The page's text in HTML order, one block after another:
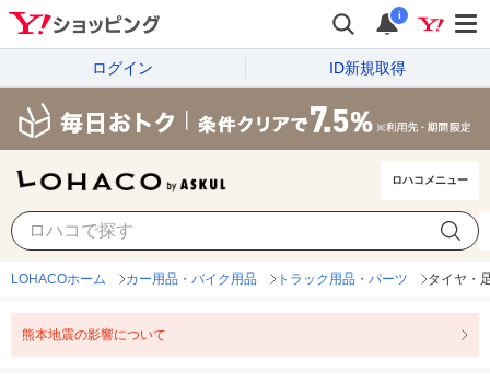
i
ログイン ID新規取得
ロハコメニュー
タイヤ・足回り・泥除け 価
LOHACOホーム カー用品・バイク用品 トラック用品・パーツ タイヤ・
熊本地震の影響について